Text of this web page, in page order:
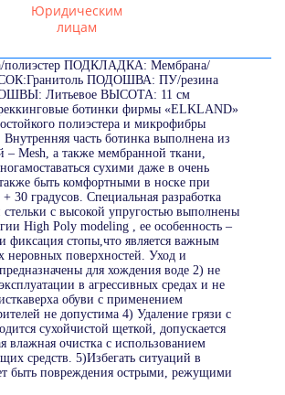
Юридическим
лицам
ПОДКЛАДКА: Мембрана/
ПОДОШВА: ПУ/резина
Литьевое ВЫСОТА: 11 см
ботинки фирмы «ELKLAND»
полиэстера и микрофибры
часть ботинка выполнена из
– Mesh, а также мембранной ткани,
сухими даже в очень
быть комфортными в носке при
30 градусов. Специальная разработка
с высокой упругостью выполнены
High Poly modeling , ее особенность –
фиксация стопы,что является важным
неровных поверхностей. Уход и
для хождения воде 2) не
в агрессивных средах и не
обуви с применением
не допустима 4) Удаление грязи с
сухойчистой щеткой, допускается
влажная очистка с использованием
средств. 5)Избегать ситуаций в
быть повреждения острыми, режущими